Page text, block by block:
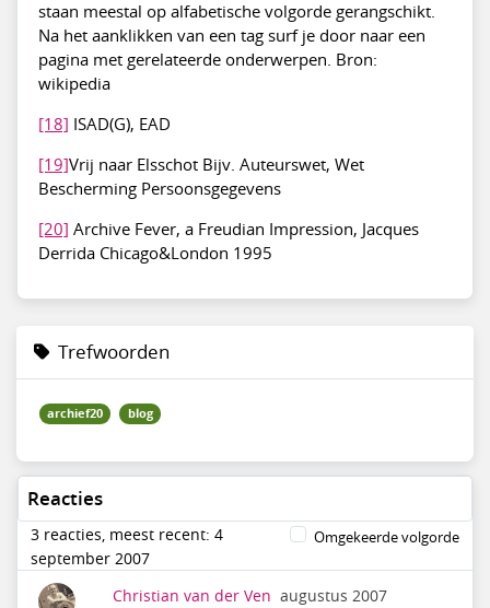
staan meestal op alfabetische volgorde gerangschikt.
Na het aanklikken van een tag surf je door naar een
pagina met gerelateerde onderwerpen. Bron:
wikipedia
[18] ISAD(G), EAD
[19]Vrij naar Elsschot Bijv. Auteurswet, Wet
Bescherming Persoonsgegevens
[20] Archive Fever, a Freudian Impression, Jacques
Derrida Chicago&London 1995
Trefwoorden
archief20 blog
Reacties
3 reacties, meest recent: 4
september 2007
Omgekeerde volgorde
Christian van der Ven augustus 2007